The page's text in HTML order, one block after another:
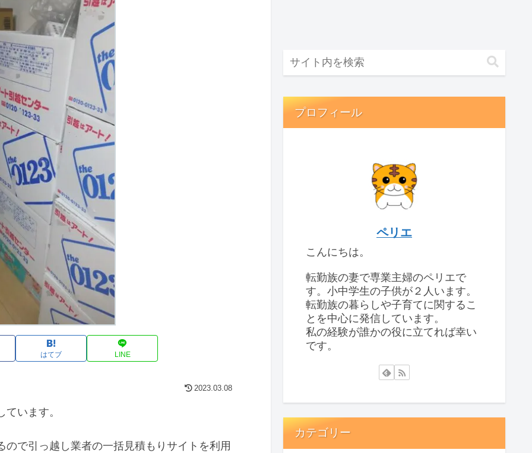
はてブ LINE
2023.03.08
います。
で引っ越し業者の一括見積もりサイトを利用
プロフィール
ペリエ
こんにちは。
転勤族の妻で専業主婦のペリエで
す。小中学生の子供が２人います。
転勤族の暮らしや子育てに関するこ
とを中心に発信しています。
私の経験が誰かの役に立てれば幸い
です。
カテゴリー